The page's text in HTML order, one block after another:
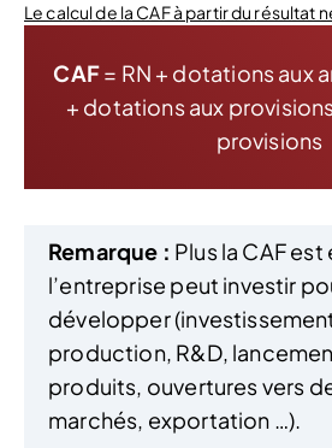
Le calcul de la CAF à partir du résultat
CAF= RN + dotations aux
+ dotations aux
provisions
Remarque : Plus la CAF
l’entreprise peut investir
développer
production, R&D,
produits, ouvertures vers
marchés, exportation …).